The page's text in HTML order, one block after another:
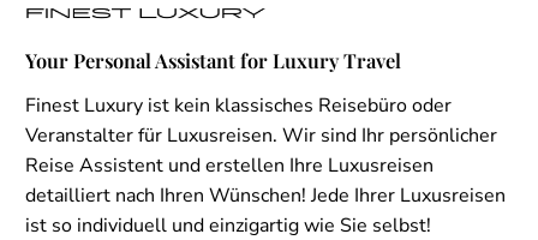
Your Personal Assistant for Luxury Travel
Finest Luxury ist kein klassisches Reisebüro oder
Veranstalter für Luxusreisen. Wir sind Ihr persönlicher
Reise Assistent und erstellen Ihre Luxusreisen
detailliert nach Ihren Wünschen! Jede Ihrer Luxusreisen
ist so individuell und einzigartig wie Sie selbst!